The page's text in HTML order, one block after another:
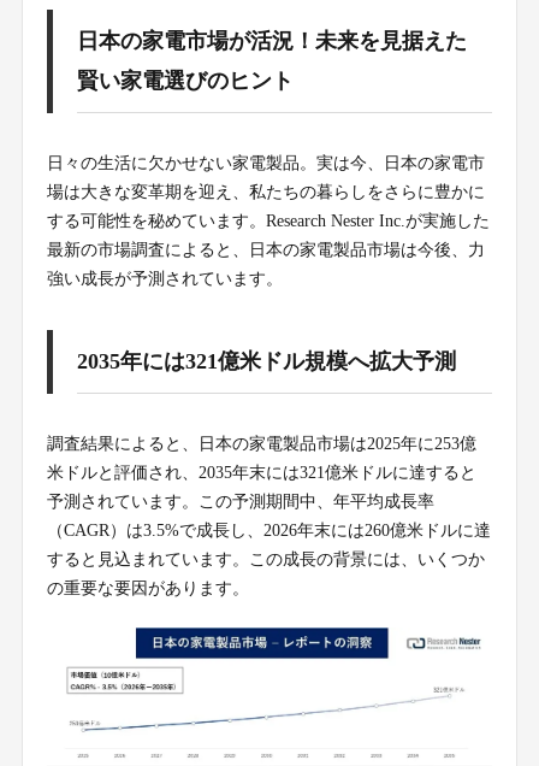
日本の家電市場が活況！未来を見据えた
賢い家電選びのヒント
日々の生活に欠かせない家電製品。実は今、日本の家電市
場は大きな変革期を迎え、私たちの暮らしをさらに豊かに
する可能性を秘めています。Research Nester Inc.が実施した
最新の市場調査によると、日本の家電製品市場は今後、力
強い成長が予測されています。
2035年には321億米ドル規模へ拡大予測
調査結果によると、日本の家電製品市場は2025年に253億
米ドルと評価され、2035年末には321億米ドルに達すると
予測されています。この予測期間中、年平均成長率
（CAGR）は3.5%で成長し、2026年末には260億米ドルに達
すると見込まれています。この成長の背景には、いくつか
の重要な要因があります。